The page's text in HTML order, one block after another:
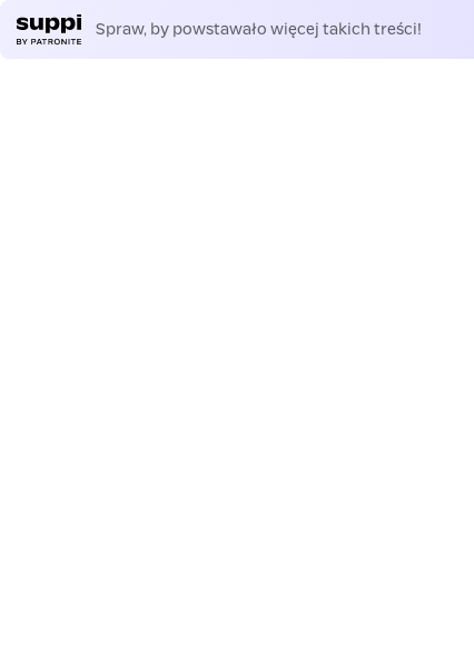
Spraw, by powstawało więcej takich treści!